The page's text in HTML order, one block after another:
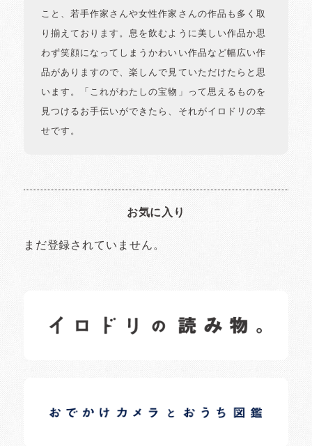
こと、若手作家さんや女性作家さんの作品も多く取
り揃えております。息を飲むように美しい作品か思
わず笑顔になってしまうかわいい作品など幅広い作
品がありますので、楽しんで見ていただけたらと思
います。「これがわたしの宝物」って思えるものを
見つけるお手伝いができたら、それがイロドリの幸
せです。
お気に入り
まだ登録されていません。
日常の様子など随時更新中です。
日常の様子など随時更新中です。